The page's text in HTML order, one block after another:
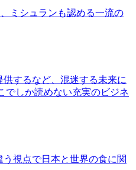
ミシュランも認める一流の
するなど、混迷する未来に
でしか読めない充実のビジネ
視点で日本と世界の食に関